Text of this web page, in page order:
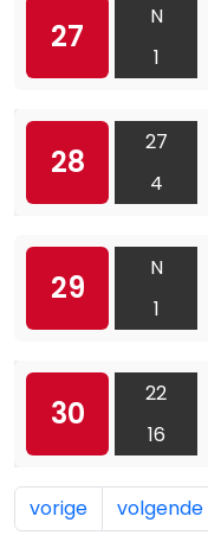
27
N
1
28
27
4
29
N
1
30
22
16
vorige volgende